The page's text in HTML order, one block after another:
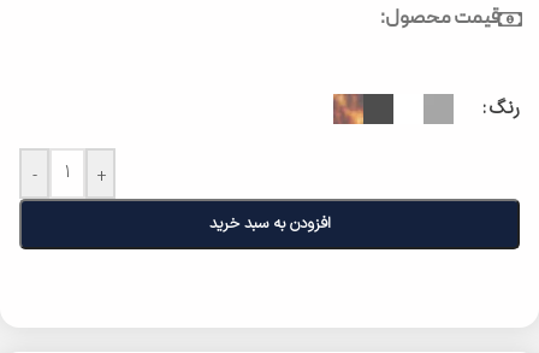
قیمت محصول:
رنگ
- +
افزودن به سبد خرید